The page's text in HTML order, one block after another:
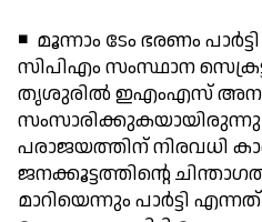
◾ മൂന്നാം ടേം ഭരണം
സിപിഎം സംസ്ഥാന
തൃശുരില്‍ ഇഎംഎസ്
പരാജയത്തിന് നിരവധി
ജനക്കൂട്ടത്തിന്റെ
മാറിയെന്നും പാര്‍ട്ടി